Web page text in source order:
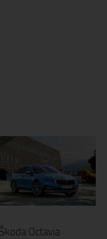
Octavia